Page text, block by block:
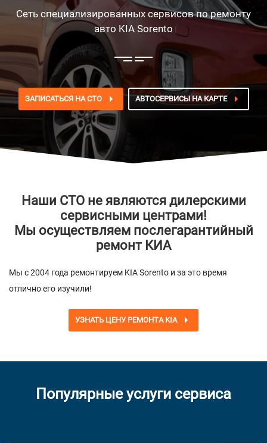
Сеть специализированных сервисов по ремонту
авто KIA Sorento
ЗАПИСАТЬСЯ НА СТО АВТОСЕРВИСЫ НА КАРТЕ
Наши СТО не являются дилерскими
сервисными центрами!
Мы осуществляем послегарантийный
ремонт КИА
Мы с 2004 года ремонтируем KIA Sorento и за это время
отлично его изучили!
УЗНАТЬ ЦЕНУ РЕМОНТА KIA
Популярные услуги сервиса